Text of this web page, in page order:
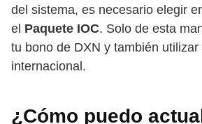
del sistema, es necesario elegir
el Paquete IOC. Solo de esta
tu bono de DXN y también utilizar
internacional.
¿Cómo puedo